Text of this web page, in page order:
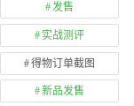
发售
实战测评
得物订单截图
新品发售